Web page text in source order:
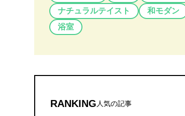
ナチュラルテイスト
和モダン
浴室
RANKING 人気の記事